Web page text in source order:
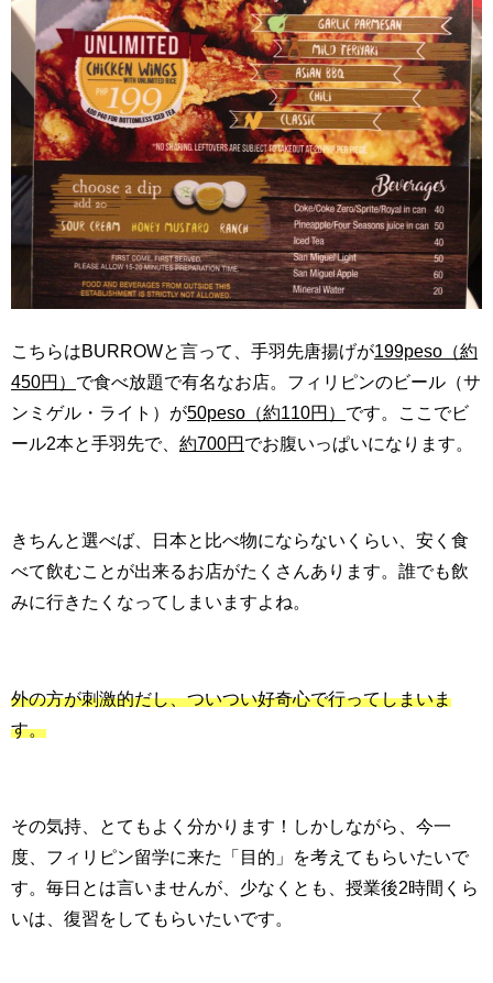
こちらはBURROWと言って、手羽先唐揚げが199peso（約
450円） で食べ放題で有名なお店。フィリピンのビール（サ
ンミゲル・ライト）が50peso（約110円） です。ここでビ
ール2本と手羽先で、 約700円 でお腹いっぱいになります。
きちんと選べば、日本と比べ物にならないくらい、安く食
べて飲むことが出来るお店がたくさんあります。誰でも飲
みに行きたくなってしまいますよね。
外の方が刺激的だし、ついつい好奇心で行ってしまいま
す。
その気持、とてもよく分かります！しかしながら、今一
度、フィリピン留学に来た「目的」を考えてもらいたいで
す。毎日とは言いませんが、少なくとも、授業後2時間くら
いは、復習をしてもらいたいです。